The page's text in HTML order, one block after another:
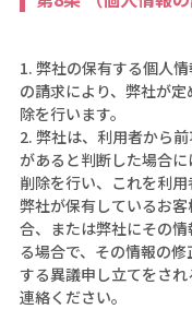
1. 弊社の保有する個人
の請求により、弊社が
除を行います。
2. 弊社は、利用者から
があると判断した場合
削除を行い、これを利用
弊社が保有しているお
合、または弊社にその
る場合で、その情報の
する異議申し立てをさ
連絡ください。